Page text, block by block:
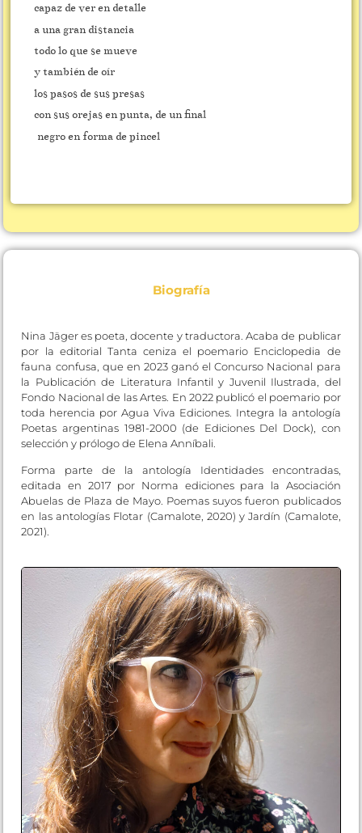
capaz de ver en detalle
a una gran distancia
todo lo que se mueve
y también de oír
los pasos de sus presas
con sus orejas en punta, de un final
negro en forma de pincel
Biografía
Nina Jäger es poeta, docente y traductora. Acaba de publicar
por la editorial Tanta ceniza el poemario Enciclopedia de
fauna confusa, que en 2023 ganó el Concurso Nacional para
la Publicación de Literatura Infantil y Juvenil Ilustrada, del
Fondo Nacional de las Artes. En 2022 publicó el poemario por
toda herencia por Agua Viva Ediciones. Integra la antología
Poetas argentinas 1981-2000 (de Ediciones Del Dock), con
selección y prólogo de Elena Anníbali.
Forma parte de la antología Identidades encontradas,
editada en 2017 por Norma ediciones para la Asociación
Abuelas de Plaza de Mayo. Poemas suyos fueron publicados
en las antologías Flotar (Camalote, 2020) y Jardín (Camalote,
2021).